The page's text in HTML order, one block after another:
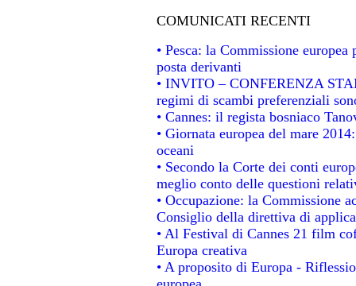
COMUNICATI RECENTI
• Pesca: la Commissione
posta derivanti
• INVITO – CONFERENZA
regimi di scambi preferenziali
• Cannes: il regista bosniaco
• Giornata europea del mare
oceani
• Secondo la Corte dei conti
meglio conto delle questioni
• Occupazione: la Commissione
Consiglio della direttiva di
• Al Festival di Cannes 21 film
Europa creativa
• A proposito di Europa -